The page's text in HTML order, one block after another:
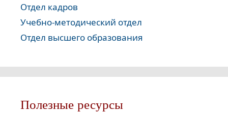
Отдел кадров
Учебно-методический отдел
Отдел высшего образования
Полезные ресурсы